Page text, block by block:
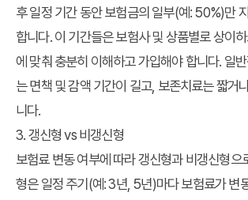
후 일정 기간 동안 보험금의 일부(예: 50%)만
합니다. 이 기간들은 보험사 및 상품별로 상이
에 맞춰 충분히 이해하고 가입해야 합니다. 일
는 면책 및 감액 기간이 길고, 보존치료는 짧거
니다.
3. 갱신형 vs 비갱신형
보험료 변동 여부에 따라 갱신형과 비갱신형으
형은 일정 주기(예: 3년, 5년)마다 보험료가 변